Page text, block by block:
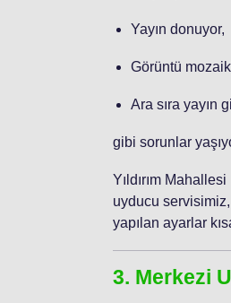
Yayın donuyor,
Görüntü
Ara sıra yayın
gibi sorunlar
Yıldırım Mahallesi
uyducu
yapılan ayarlar
3. Merkezi